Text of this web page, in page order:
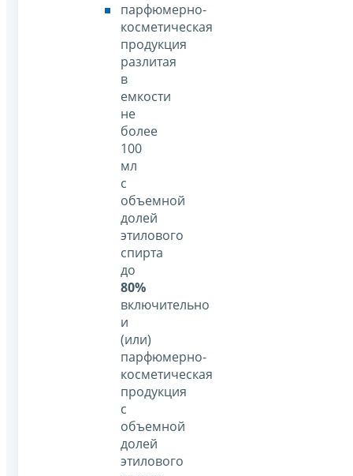
парфюмерно-
косметическая
продукция
разлитая
в
емкости
не
более
100
мл
с
объемной
долей
этилового
спирта
до
80%
включительно
и
(или)
парфюмерно-
косметическая
продукция
с
объемной
долей
этилового